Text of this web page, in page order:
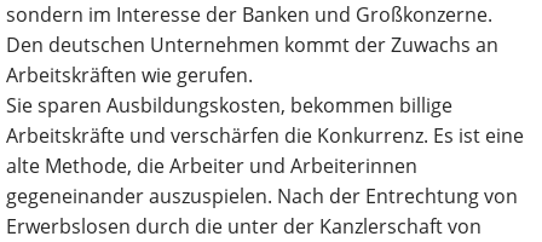
sondern im Interesse der Banken und Großkonzerne.
Den deutschen Unternehmen kommt der Zuwachs an
Arbeitskräften wie gerufen.
Sie sparen Ausbildungskosten, bekommen billige
Arbeitskräfte und verschärfen die Konkurrenz. Es ist eine
alte Methode, die Arbeiter und Arbeiterinnen
gegeneinander auszuspielen. Nach der Entrechtung von
Erwerbslosen durch die unter der Kanzlerschaft von